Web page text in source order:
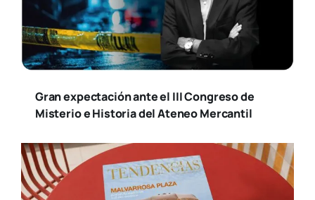
Gran expectación ante el III Congreso de
Misterio e Historia del Ateneo Mercantil